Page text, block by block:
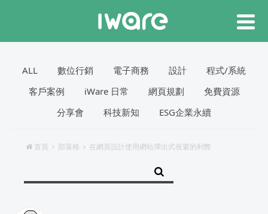
ALL 數位行銷 電子商務 設計
程式/系統
客戶案例
iWare 日常 網頁規劃
免費資源
分享會
科技新知 ESG企業永續
首頁 部落格 在網頁設計使用網站彈出式視窗的利弊